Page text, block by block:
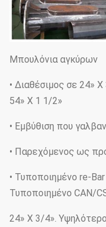
Μπουλόνια αγκύρων
• Διαθέσιμος σε 24»
54» Χ 1 1/2»
• Εμβύθιση που
• Παρεχόμενος ως
• Τυποποιημένο re-
Τυποποιημένο CAN/
24» Χ 3/4».